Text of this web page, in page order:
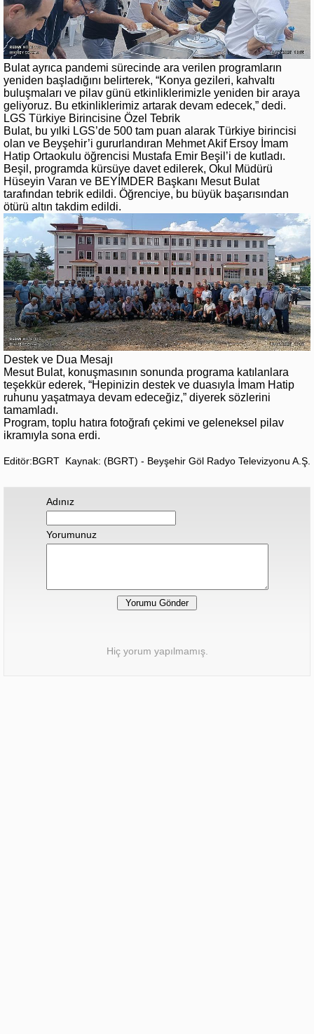
Bulat ayrıca pandemi sürecinde ara verilen programların
yeniden başladığını belirterek, “Konya gezileri, kahvaltı
buluşmaları ve pilav günü etkinliklerimizle yeniden bir araya
geliyoruz. Bu etkinliklerimiz artarak devam edecek,” dedi.
LGS Türkiye Birincisine Özel Tebrik
Bulat, bu yılki LGS’de 500 tam puan alarak Türkiye birincisi
olan ve Beyşehir’i gururlandıran Mehmet Akif Ersoy İmam
Hatip Ortaokulu öğrencisi Mustafa Emir Beşil’i de kutladı.
Beşil, programda kürsüye davet edilerek, Okul Müdürü
Hüseyin Varan ve BEYİMDER Başkanı Mesut Bulat
tarafından tebrik edildi. Öğrenciye, bu büyük başarısından
ötürü altın takdim edildi.
Destek ve Dua Mesajı
Mesut Bulat, konuşmasının sonunda programa katılanlara
teşekkür ederek, “Hepinizin destek ve duasıyla İmam Hatip
ruhunu yaşatmaya devam edeceğiz,” diyerek sözlerini
tamamladı.
Program, toplu hatıra fotoğrafı çekimi ve geleneksel pilav
ikramıyla sona erdi.
Editör:BGRT Kaynak: (BGRT) - Beyşehir Göl Radyo Televizyonu A.Ş.
Adınız
Yorumunuz
Hiç yorum yapılmamış.